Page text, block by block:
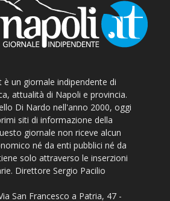
è un giornale indipendente di
attualità di Napoli e provincia.
Di Nardo nell'anno 2000, oggi
siti di informazione della
giornale non riceve alcun
né da enti pubblici né da
solo attraverso le inserzioni
Direttore Sergio Pacilio
San Francesco a Patria, 47 -